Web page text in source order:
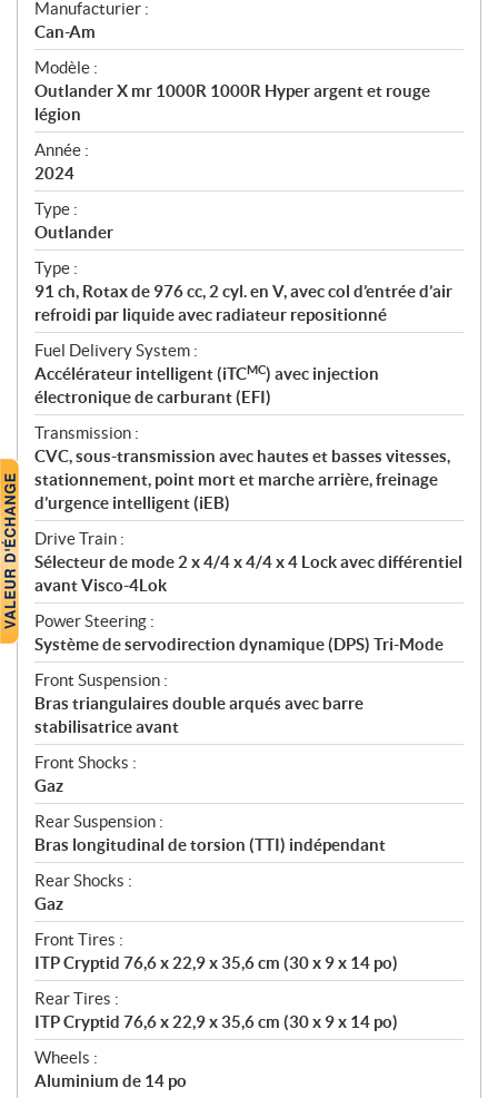
S
p
é
c
i
f
i
c
a
t
i
o
n
s
Manufacturier :
Can-Am
Modèle :
Outlander X mr 1000R 1000R Hyper argent et rouge
légion
Année :
2024
Type :
Outlander
Type :
91 ch, Rotax de 976 cc, 2 cyl. en V, avec col d’entrée d’air
refroidi par liquide avec radiateur repositionné
Fuel Delivery System :
Accélérateur intelligent (iTCMC) avec injection
électronique de carburant (EFI)
Transmission :
CVC, sous-transmission avec hautes et basses vitesses,
stationnement, point mort et marche arrière, freinage
d’urgence intelligent (iEB)
Drive Train :
Sélecteur de mode 2 x 4/4 x 4/4 x 4 Lock avec différentiel
avant Visco-4Lok
Power Steering :
Système de servodirection dynamique (DPS) Tri-Mode
Front Suspension :
Bras triangulaires double arqués avec barre
stabilisatrice avant
Front Shocks :
Gaz
Rear Suspension :
Bras longitudinal de torsion (TTI) indépendant
Rear Shocks :
Gaz
Front Tires :
ITP Cryptid 76,6 x 22,9 x 35,6 cm (30 x 9 x 14 po)
Rear Tires :
ITP Cryptid 76,6 x 22,9 x 35,6 cm (30 x 9 x 14 po)
Wheels :
Aluminium de 14 po